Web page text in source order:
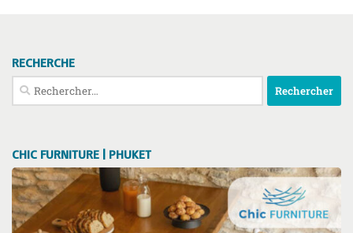
RECHERCHE
Rechercher :
CHIC FURNITURE | PHUKET